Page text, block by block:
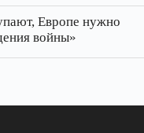
Европе нужно
войны»